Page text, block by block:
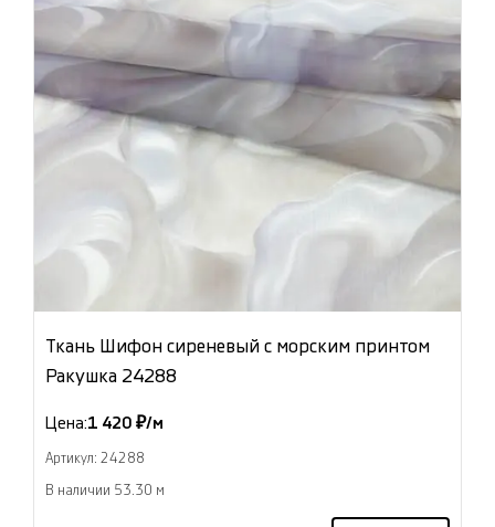
Ткань Шифон сиреневый с морским принтом
Ракушка 24288
Цена:1 420 ₽/м
Артикул: 24288
В наличии 53.30 м